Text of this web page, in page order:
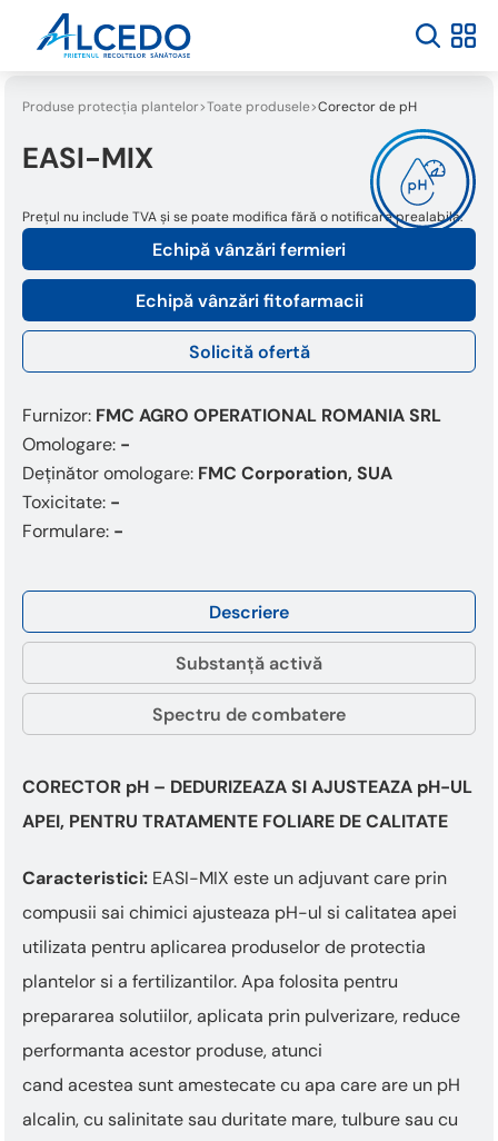
Produse protecția plantelor Toate produsele Corector de pH
EASI-MIX
Echipă vânzări fermieri
Echipă vânzări fitofarmacii
Solicită ofertă
Prețul nu include TVA și se poate modifica fără o notificare prealabilă.
Furnizor: FMC AGRO OPERATIONAL ROMANIA SRL
Omologare: -
Deținător omologare: FMC Corporation, SUA
Toxicitate: -
Formulare: -
Descriere
CORECTOR pH – DEDURIZEAZA SI AJUSTEAZA pH-UL
APEI, PENTRU TRATAMENTE FOLIARE DE CALITATE
Caracteristici: EASI-MIX este un adjuvant care prin
compusii sai chimici ajusteaza pH-ul si calitatea apei
utilizata pentru aplicarea produselor de protectia
plantelor si a fertilizantilor. Apa folosita pentru
prepararea solutiilor, aplicata prin pulverizare, reduce
performanta acestor produse, atunci
cand acestea sunt amestecate cu apa care are un pH
alcalin, cu salinitate sau duritate mare, tulbure sau cu
Substanță activă
Spectru de combatere